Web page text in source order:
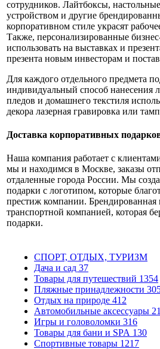
сотрудников. Лайтбоксы,
устройством и другие
корпоративном стиле украсят
Также, персонализированные
использовать на выставках и
презента новым инвесторам и
Для каждого отдельного предмета
индивидуальный способ нанесения
пледов и домашнего текстиля
декора лазерная гравировка или
Доставка корпоративных
Наша компания работает с
мы и находимся в Москве, заказы
отдаленные города России. Мы
подарки с логотипом, которые
престиж компании. Брендированная
транспортной компанией, которая
подарки.
СПОРТ, ОТДЫХ, ТУРИЗМ
Дача и сад 37
Товары для путешествий 1354
Пляжные принадлежности
Отдых на природе 412
Автомобильные аксессуары
Игры и головоломки 316
Товары для бани и SPA 130
Спортивные товары 1217